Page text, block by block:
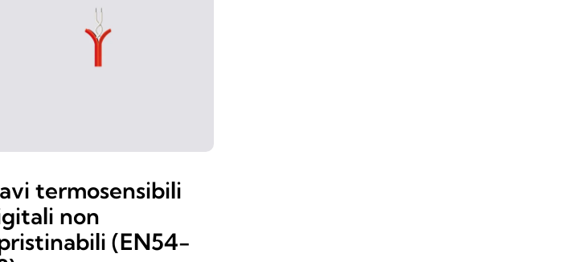
termosensibili
non
(EN54-